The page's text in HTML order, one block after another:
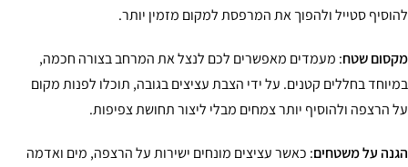
סטייל ולהפוך את המרפסת למקום מזמין יותר.
שטח: מעמדים מאפשרים לכם לנצל את המרחב בצורה חכמה,
בחללים קטנים. על ידי הצבת עציצים בגובה, תוכלו לפנות מקום
הרצפה ולהוסיף יותר צמחים מבלי ליצור תחושת צפיפות.
על משטחים: כאשר עציצים מונחים ישירות על הרצפה, מים ואדמה